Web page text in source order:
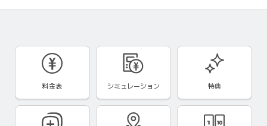
料金表 シミュレーション 特典